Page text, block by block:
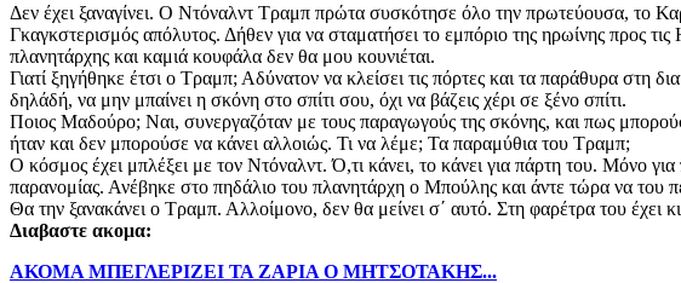
Δεν έχει ξαναγίνει. Ο Ντόναλντ Τραμπ πρώτα συσκότησε όλο την πρωτεύουσα, το
Γκαγκστερισμός απόλυτος. Δήθεν για να σταματήσει το εμπόριο της ηρωίνης προς
πλανητάρχης και καμιά κουφάλα δεν θα μου κουνιέται.
Γιατί ξηγήθηκε έτσι ο Τραμπ; Αδύνατον να κλείσει τις πόρτες και τα παράθυρα
δηλάδή, να μην μπαίνει η σκόνη στο σπίτι σου, όχι να βάζεις χέρι σε ξένο σπίτι.
Ποιος Μαδούρο; Ναι, συνεργαζόταν με τους παραγωγούς της σκόνης, και πως
ήταν και δεν μπορούσε να κάνει αλλοιώς. Τι να λέμε; Τα παραμύθια του Τραμπ;
Ο κόσμος έχει μπλέξει με τον Ντόναλντ. Ό,τι κάνει, το κάνει για πάρτη του. Μόνο
παρανομίας. Ανέβηκε στο πηδάλιο του πλανητάρχη ο Μπούλης και άντε τώρα να του
Θα την ξανακάνει ο Τραμπ. Αλλοίμονο, δεν θα μείνει σ΄ αυτό. Στη φαρέτρα του
Διαβαστε ακομα:
ΑΚΟΜΑ ΜΠΕΓΛΕΡΙΖΕΙ ΤΑ ΖΑΡΙΑ Ο ΜΗΤΣΟΤΑΚΗΣ...